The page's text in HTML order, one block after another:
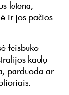
letena,
ir jos pačios
feisbuko
kaulų
parduoda ar